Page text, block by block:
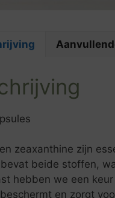
zeaxanthine zijn
beide stoffen,
hebben we een
en zorgt